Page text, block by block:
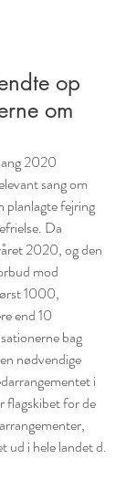
op
om
2020
sang om
planlagte fejring
Da
2020, og den
mod
1000,
end 10
bag
nødvendige
i
flagskibet for de
ud i hele landet d.